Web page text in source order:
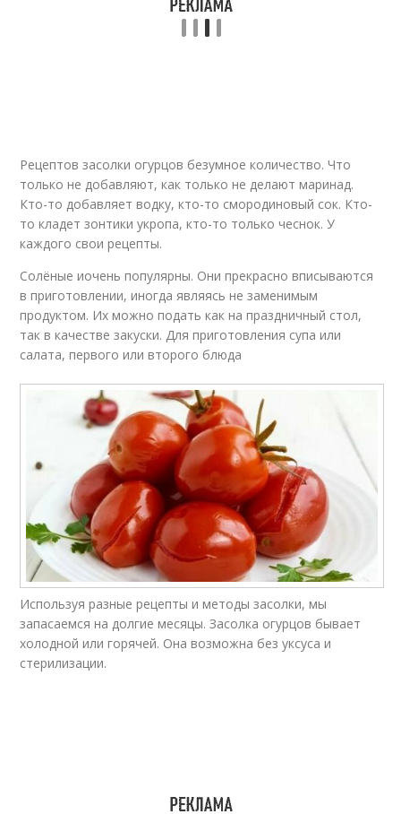
Рецептов засолки огурцов безумное количество. Что
только не добавляют, как только не делают маринад.
Кто-то добавляет водку, кто-то смородиновый сок. Кто-
то кладет зонтики укропа, кто-то только чеснок. У
каждого свои рецепты.
Солёные иочень популярны. Они прекрасно вписываются
в приготовлении, иногда являясь не заменимым
продуктом. Их можно подать как на праздничный стол,
так в качестве закуски. Для приготовления супа или
салата, первого или второго блюда
Используя разные рецепты и методы засолки, мы
запасаемся на долгие месяцы. Засолка огурцов бывает
холодной или горячей. Она возможна без уксуса и
стерилизации.